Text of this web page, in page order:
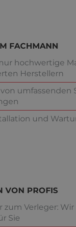
FACHMANN
hochwertige
Herstellern
umfassenden
und
VON PROFIS
zum Verleger:
Sie